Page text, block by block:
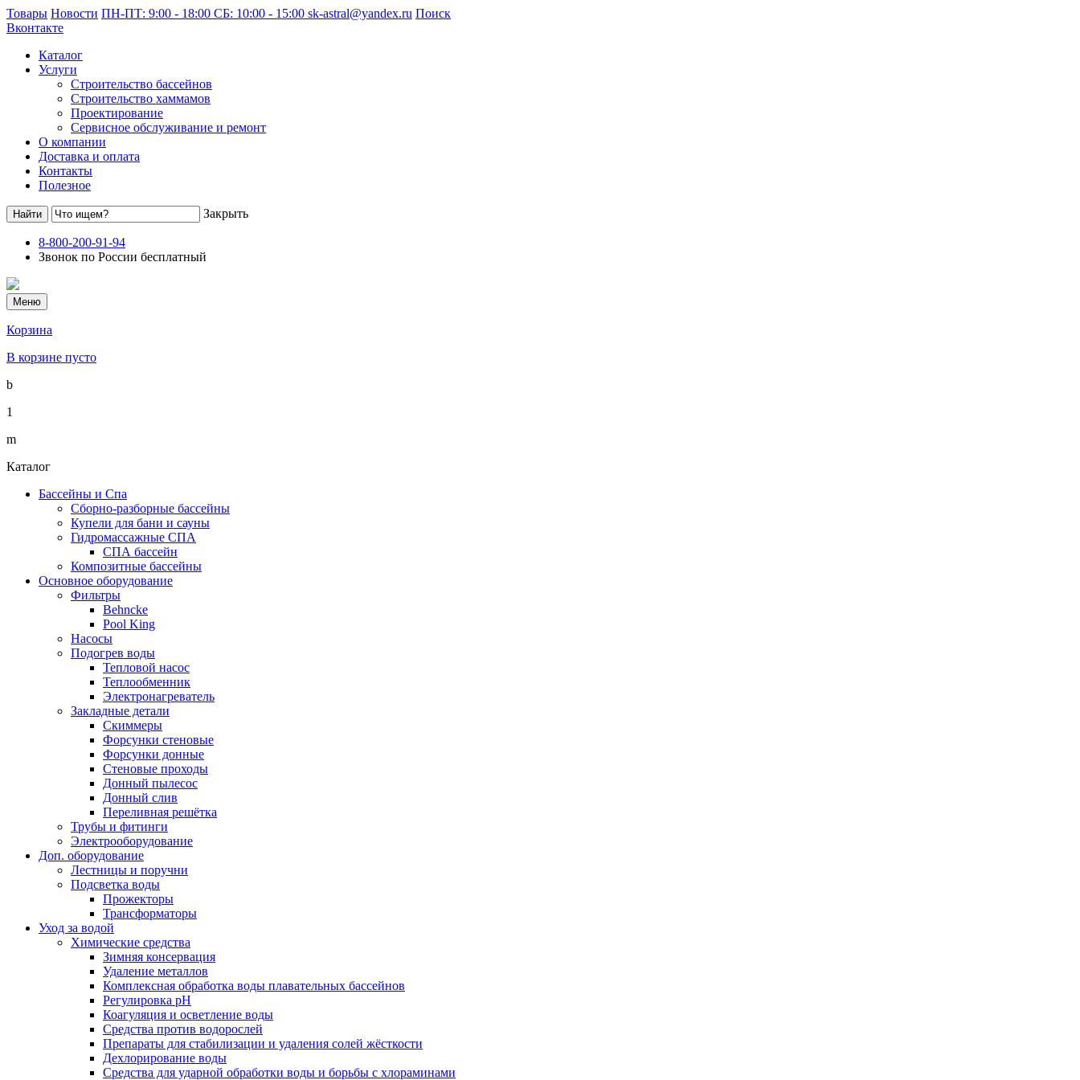
Товары Новости ПН-ПТ: 9:00 - 18:00 СБ: 10:00 - 15:00 sk-astral@yandex.ru Поиск
Вконтакте
Каталог
Услуги
Строительство бассейнов
Строительство хаммамов
Проектирование
Сервисное обслуживание и ремонт
О компании
Доставка и оплата
Контакты
Полезное
Закрыть
8-800-200-91-94
Звонок по России бесплатный
Меню
Корзина
В корзине пусто
b
1
m
Каталог
Бассейны и Спа
Сборно-разборные бассейны
Купели для бани и сауны
Гидромассажные СПА
СПА бассейн
Композитные бассейны
Основное оборудование
Фильтры
Behncke
Pool King
Насосы
Подогрев воды
Тепловой насос
Теплообменник
Электронагреватель
Закладные детали
Скиммеры
Форсунки стеновые
Форсунки донные
Стеновые проходы
Донный пылесос
Донный слив
Переливная решётка
Трубы и фитинги
Электрооборудование
Доп. оборудование
Лестницы и поручни
Подсветка воды
Прожекторы
Трансформаторы
Уход за водой
Химические средства
Зимняя консервация
Удаление металлов
Комплексная обработка воды плавательных бассейнов
Регулировка рH
Коагуляция и осветление воды
Средства против водорослей
Препараты для стабилизации и удаления солей жёсткости
Дехлорирование воды
Средства для ударной обработки воды и борьбы с хлораминами